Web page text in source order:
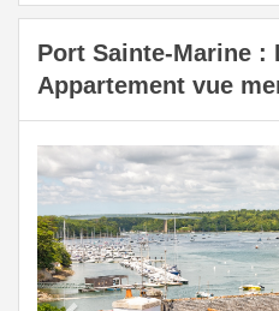
Port Sainte-Marine :
Appartement vue
Previous